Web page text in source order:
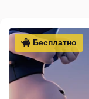
Бесплатно